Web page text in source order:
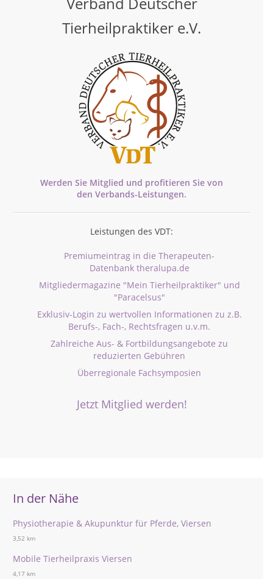
Tierheilpraktiker e.V.
Werden Sie Mitglied und profitieren Sie von
den Verbands-Leistungen.
Leistungen des VDT:
Premiumeintrag in die Therapeuten-
Datenbank theralupa.de
Mitgliedermagazine "Mein Tierheilpraktiker" und
"Paracelsus"
Exklusiv-Login zu wertvollen Informationen zu z.B.
Berufs-, Fach-, Rechtsfragen u.v.m.
Zahlreiche Aus- & Fortbildungsangebote zu
reduzierten Gebühren
Überregionale Fachsymposien
Jetzt Mitglied werden!
In der Nähe
Physiotherapie & Akupunktur für Pferde, Viersen
3,52 km
Mobile Tierheilpraxis Viersen
4,17 km